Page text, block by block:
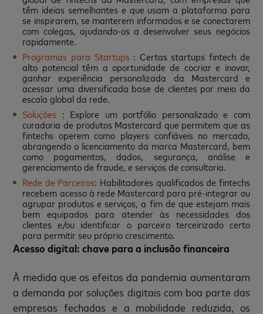
têm ideias semelhantes e que usam a plataforma para
se inspirarem, se manterem informados e se conectarem
com colegas, ajudando-os a desenvolver seus negócios
rapidamente.
Programas para Startups : Certas startups fintech de
alto potencial têm a oportunidade de cocriar e inovar,
ganhar experiência personalizada da Mastercard e
acessar uma diversificada base de clientes por meio da
escala global da rede.
Soluções : Explore um portfólio personalizado e com
curadoria de produtos Mastercard que permitem que as
fintechs operem como players confiáveis no mercado,
abrangendo o licenciamento da marca Mastercard, bem
como pagamentos, dados, segurança, análise e
gerenciamento de fraude, e serviços de consultoria.
Rede de Parceiros: Habilitadores qualificados de fintechs
recebem acesso à rede Mastercard para pré-integrar ou
agrupar produtos e serviços, a fim de que estejam mais
bem equipados para atender às necessidades dos
clientes e/ou identificar o parceiro terceirizado certo
para permitir seu próprio crescimento.
Acesso digital: chave para a inclusão financeira
À medida que os efeitos da pandemia aumentaram
a demanda por soluções digitais com boa parte das
empresas fechadas e a mobilidade reduzida, os